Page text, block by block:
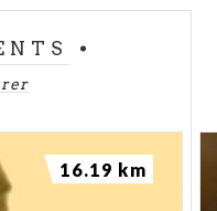
16.19 km